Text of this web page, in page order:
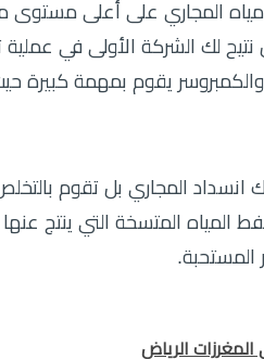
المجاري على أعلى مستوى
لك الشركة الأولى في
والكمبروسر يقوم بمهمة
المجاري بل تقوم
المتسخة التي ينتج عنها
المستحبة.
الرياض